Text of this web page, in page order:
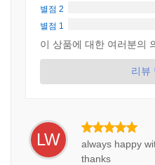
별점 2
별점 1
이 상품에 대한 여러분의
리뷰
LW
always happy
thanks